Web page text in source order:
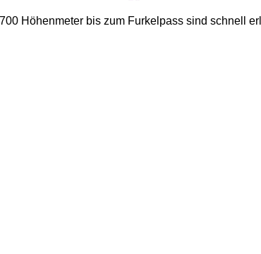
Höhenmeter bis zum Furkelpass sind schnell